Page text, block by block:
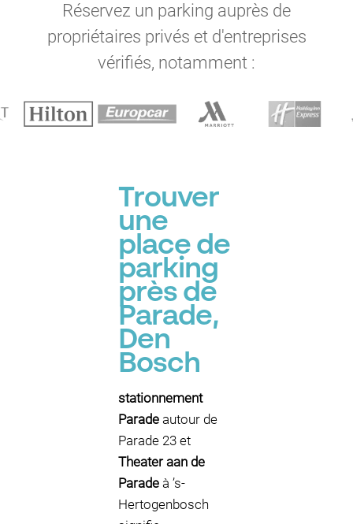
Réservez un parking auprès de
propriétaires privés et d'entreprises
vérifiés, notamment :
Trouver
une
place de
parking
près de
Parade,
Den
Bosch
stationnement
Parade autour de
Parade 23 et
Theater aan de
Parade à ’s-
Hertogenbosch